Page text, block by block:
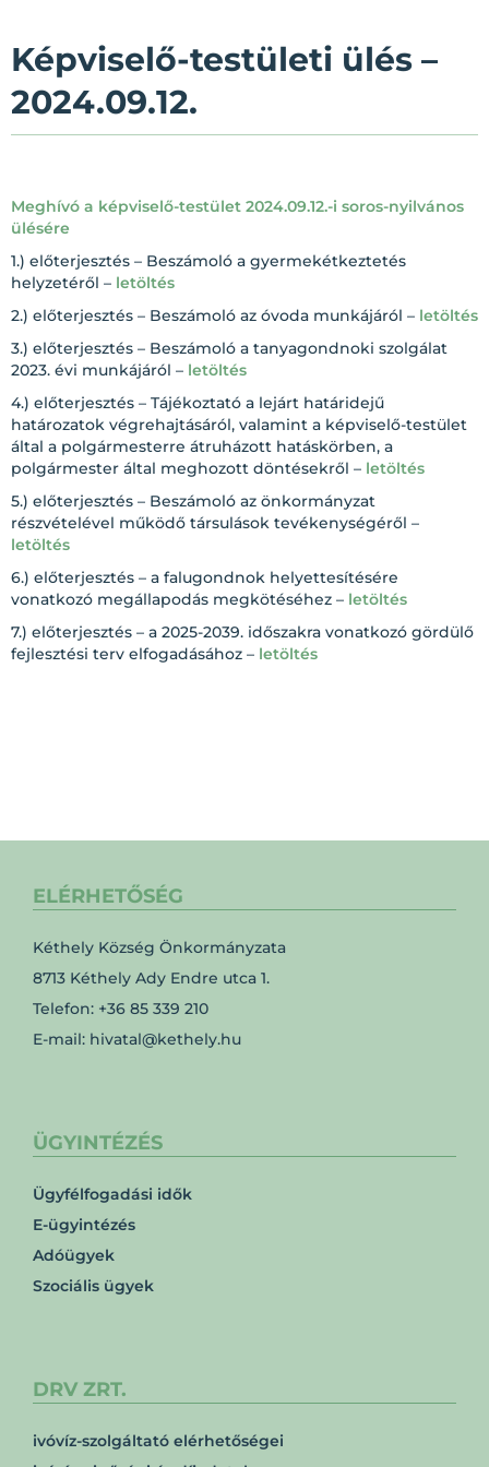
Képviselő-testületi ülés –
2024.09.12.
Meghívó a képviselő-testület 2024.09.12.-i soros-nyilvános
ülésére
1.) előterjesztés – Beszámoló a gyermekétkeztetés
helyzetéről – letöltés
2.) előterjesztés – Beszámoló az óvoda munkájáról – letöltés
3.) előterjesztés – Beszámoló a tanyagondnoki szolgálat
2023. évi munkájáról – letöltés
4.) előterjesztés – Tájékoztató a lejárt határidejű
határozatok végrehajtásáról, valamint a képviselő-testület
által a polgármesterre átruházott hatáskörben, a
polgármester által meghozott döntésekről – letöltés
5.) előterjesztés – Beszámoló az önkormányzat
részvételével működő társulások tevékenységéről –
letöltés
6.) előterjesztés – a falugondnok helyettesítésére
vonatkozó megállapodás megkötéséhez – letöltés
7.) előterjesztés – a 2025-2039. időszakra vonatkozó gördülő
fejlesztési terv elfogadásához – letöltés
ELÉRHETŐSÉG
Kéthely Község Önkormányzata
8713 Kéthely Ady Endre utca 1.
Telefon: +36 85 339 210
E-mail: hivatal@kethely.hu
ÜGYINTÉZÉS
Ügyfélfogadási idők
E-ügyintézés
Adóügyek
Szociális ügyek
DRV ZRT.
ivóvíz-szolgáltató elérhetőségei